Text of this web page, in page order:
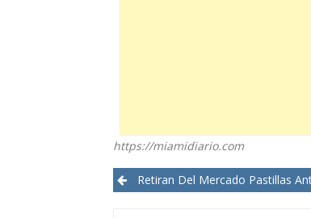
https://miamidiario.com
PostRetiran Del Mercado Pastillas Anticonceptivas Con